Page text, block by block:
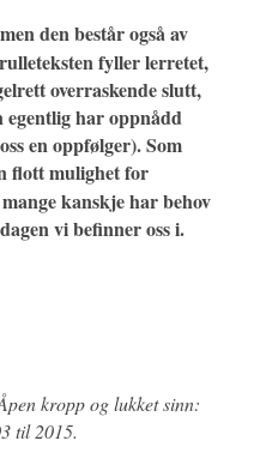
den består også av
fyller lerretet,
overraskende slutt,
har oppnådd
en oppfølger). Som
flott mulighet for
kanskje har behov
vi befinner oss i.
kropp og lukket sinn:
til 2015.